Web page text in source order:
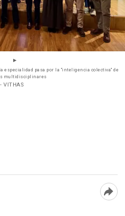
especialidad pasa por la "inteligencia colectiva" de
multidisciplinares
- VITHAS